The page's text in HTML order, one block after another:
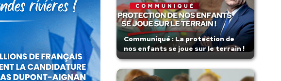
Communiqué : La protection de
nos enfants se joue sur le terrain !